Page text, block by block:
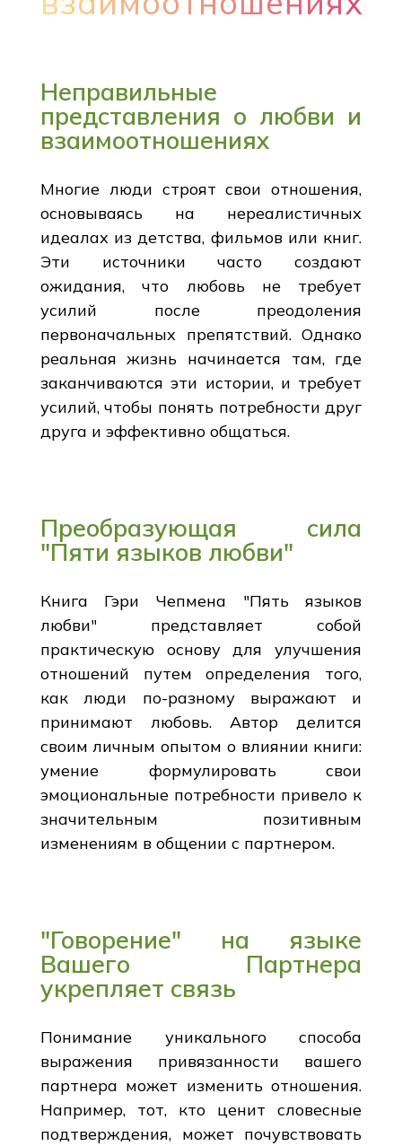
Неправильные
представления о любви и
взаимоотношениях
Многие люди строят свои отношения,
основываясь на нереалистичных
идеалах из детства, фильмов или книг.
Эти источники часто создают
ожидания, что любовь не требует
усилий после преодоления
первоначальных препятствий. Однако
реальная жизнь начинается там, где
заканчиваются эти истории, и требует
усилий, чтобы понять потребности друг
друга и эффективно общаться.
Преобразующая сила
"Пяти языков любви"
Книга Гэри Чепмена "Пять языков
любви" представляет собой
практическую основу для улучшения
отношений путем определения того,
как люди по-разному выражают и
принимают любовь. Автор делится
своим личным опытом о влиянии книги:
умение формулировать свои
эмоциональные потребности привело к
значительным позитивным
изменениям в общении с партнером.
"Говорение" на языке
Вашего Партнера
укрепляет связь
Понимание уникального способа
выражения привязанности вашего
партнера может изменить отношения.
Например, тот, кто ценит словесные
подтверждения, может почувствовать